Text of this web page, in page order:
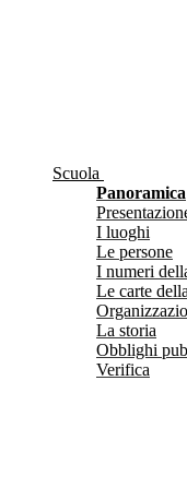
Scuola
Panoramica
I luoghi
Le persone
I numeri
Le carte
La storia
Obblighi
Verifica